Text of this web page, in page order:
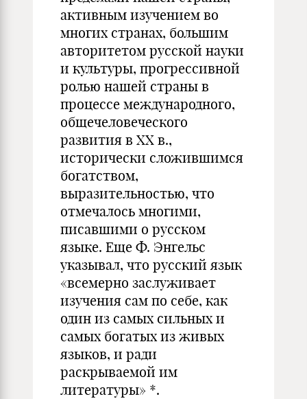
активным изучением во
многих странах, большим
авторитетом русской науки
и культуры, прогрессивной
ролью нашей страны в
процессе международного,
общечеловеческого
развития в XX в.,
исторически сложившимся
богатством,
выразительностью, что
отмечалось многими,
писавшими о русском
языке. Еще Ф. Энгельс
указывал, что русский язык
«всемерно заслуживает
изучения сам по себе, как
один из самых сильных и
самых богатых из живых
языков, и ради
раскрываемой им
литературы» *.